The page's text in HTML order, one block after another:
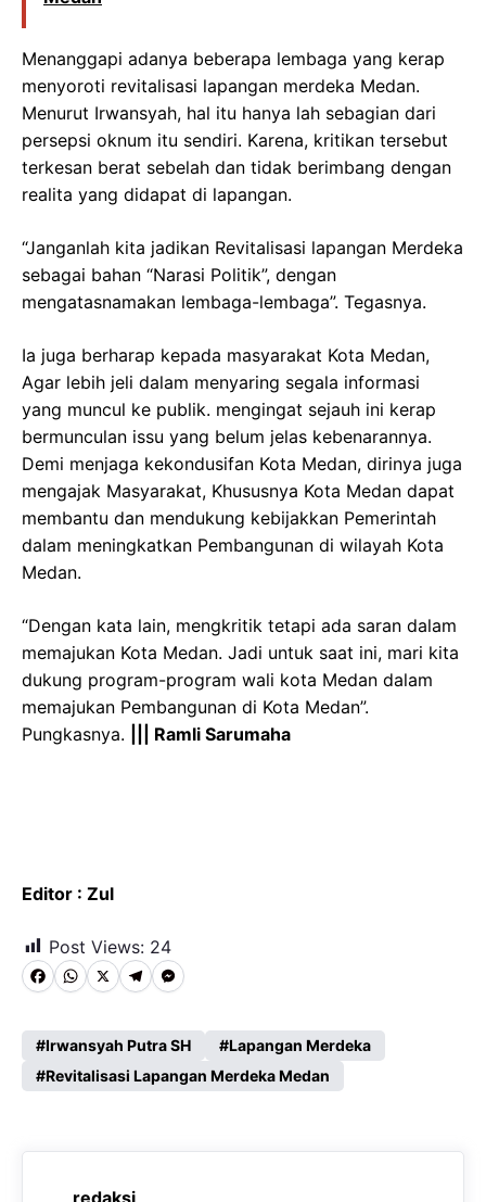
Menanggapi adanya beberapa lembaga yang kerap
menyoroti revitalisasi lapangan merdeka Medan.
Menurut Irwansyah, hal itu hanya lah sebagian dari
persepsi oknum itu sendiri. Karena, kritikan tersebut
terkesan berat sebelah dan tidak berimbang dengan
realita yang didapat di lapangan.
“Janganlah kita jadikan Revitalisasi lapangan Merdeka
sebagai bahan “Narasi Politik”, dengan
mengatasnamakan lembaga-lembaga”. Tegasnya.
Ia juga berharap kepada masyarakat Kota Medan,
Agar lebih jeli dalam menyaring segala informasi
yang muncul ke publik. mengingat sejauh ini kerap
bermunculan issu yang belum jelas kebenarannya.
Demi menjaga kekondusifan Kota Medan, dirinya juga
mengajak Masyarakat, Khususnya Kota Medan dapat
membantu dan mendukung kebijakkan Pemerintah
dalam meningkatkan Pembangunan di wilayah Kota
Medan.
“Dengan kata lain, mengkritik tetapi ada saran dalam
memajukan Kota Medan. Jadi untuk saat ini, mari kita
dukung program-program wali kota Medan dalam
memajukan Pembangunan di Kota Medan”.
Pungkasnya.
||| Ramli Sarumaha
Editor : Zul
Post Views: 24
F
c
e
o
W
a
t
A
p
X T
l
e
r
a
M
s
s
n
Irwansyah Putra SH
Lapangan Merdeka
Revitalisasi Lapangan Merdeka Medan
redaksi